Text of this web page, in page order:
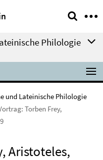
Philologie
und Lateinische Philologie
Torben Frey,
Aristoteles,